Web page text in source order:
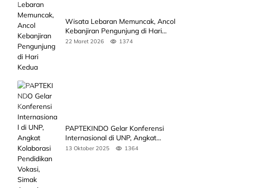
Wisata Lebaran Memuncak, Ancol
Kebanjiran Pengunjung di Hari
Kedua
22 Maret 2026 1374
PAPTEKINDO Gelar Konferensi
Internasional di UNP, Angkat
Kolaborasi Pendidikan Vokasi,
13 Oktober 2025 1364